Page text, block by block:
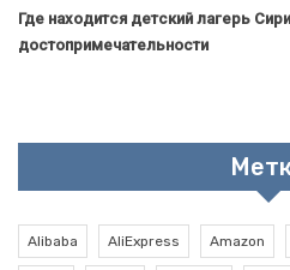
Где находится детский лагерь
достопримечательности
Alibaba AliExpress Amazon